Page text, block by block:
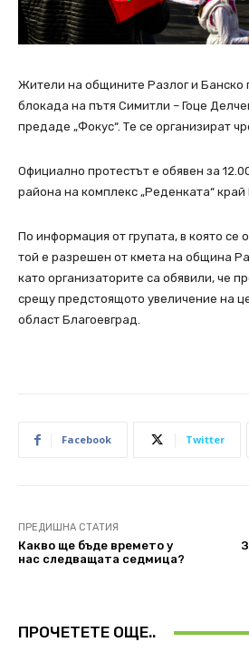
Жители на общините Разлог и Банско
блокада на пътя Симитли – Гоце
предаде „Фокус“. Те се организират
Официално протестът е обявен за
района на комплекс „Реденката“ край
По информация от групата, в която се
той е разрешен от кмета на община
като организаторите са обявили, че
срещу предстоящото увеличение на
област Благоевград.
Facebook Twitter
ПРЕДИШНА СТАТИЯ
Какво ще бъде времето у
нас следващата седмица?
ПРОЧЕТЕТЕ ОЩЕ..